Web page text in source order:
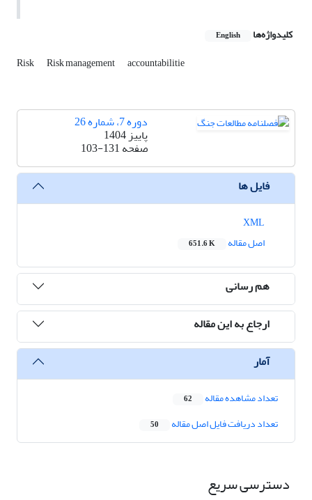
کلیدواژه‌ها English
Risk Risk management accountabilitie
دوره 7، شماره 26
پاییز 1404
صفحه103-131
فایل ها
اصل مقاله
651.6 K
هم رسانی
ارجاع به این مقاله
آمار
تعداد مشاهده مقاله 62
تعداد دریافت فایل اصل مقاله 50
دسترسی سریع